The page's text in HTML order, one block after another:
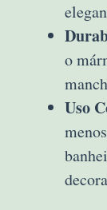
o
Uso